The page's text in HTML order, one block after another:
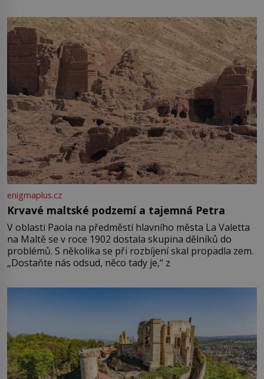
enigmaplus.cz
Krvavé maltské podzemí a tajemná Petra
V oblasti Paola na předměstí hlavního města La Valetta
na Maltě se v roce 1902 dostala skupina dělníků do
problémů. S několika se při rozbíjení skal propadla zem.
„Dostaňte nás odsud, něco tady je,“ z